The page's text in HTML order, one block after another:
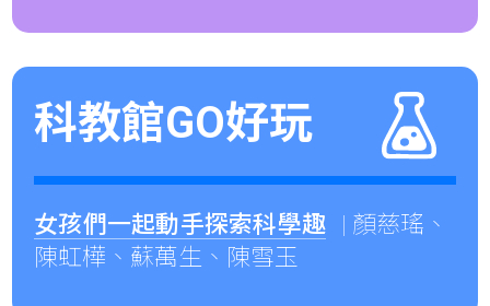
科教館GO好玩
女孩們一起動手探索科學趣
| 顏慈瑤、
陳虹樺、蘇萬生、陳雪玉